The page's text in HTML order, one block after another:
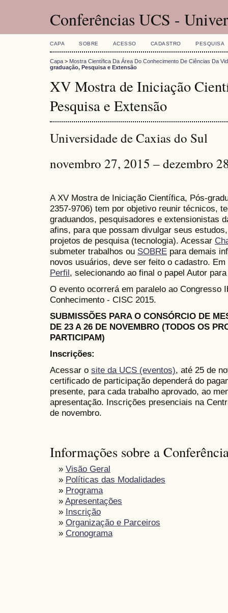
Conferências UCS -
CAPA SOBRE ACESSO CADASTRO PESQUISA
Capa > Mostra Científica Da Área Do Conhecimento De Ciências Da
graduação, Pesquisa e Extensão
XV Mostra de Iniciação
Pesquisa e Extensão
Universidade de Caxias do Sul
novembro 27, 2015 – dezembro
A XV Mostra de Iniciação Científica, Pós-
2357-9706) tem por objetivo reunir técnicos,
graduandos, pesquisadores e extensionistas
afins, para que possam divulgar seus
projetos de pesquisa (tecnologia). Acessar
submeter trabalhos ou SOBRE para demais
novos usuários, deve ser feito o cadastro.
Perfil, selecionando ao final o papel Autor
O evento ocorrerá em paralelo ao Congresso
Conhecimento - CISC 2015.
SUBMISSÕES PARA O CONSÓRCIO DE
DE 23 A 26 DE NOVEMBRO (TODOS OS
PARTICIPAM)
Inscrições:
Acessar o site da UCS (eventos), até 25 de
certificado de participação dependerá do
presente, para cada trabalho aprovado, ao
apresentação. Inscrições presenciais na
de novembro.
Informações sobre a
» Visão Geral
» Políticas das Modalidades
» Programa
» Apresentações
» Inscrição
» Organização e Parceiros
» Cronograma